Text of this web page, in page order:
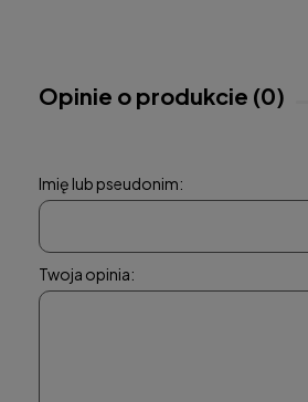
Opinie o produkcie (0)
Imię lub pseudonim:
Twoja opinia: